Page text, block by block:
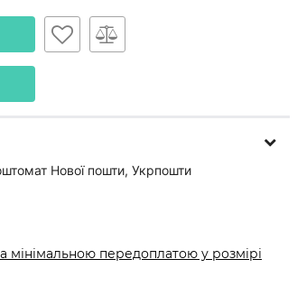
Нової пошти, Укрпошти
мінімальною передоплатою у розмірі